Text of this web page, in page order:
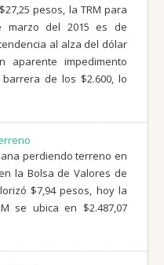
pesos, la TRM para
marzo del 2015 es de
al alza del dólar
aparente impedimento
de los $2.600, lo
perdiendo terreno en
la Bolsa de Valores de
$7,94 pesos, hoy la
se ubica en $2.487,07